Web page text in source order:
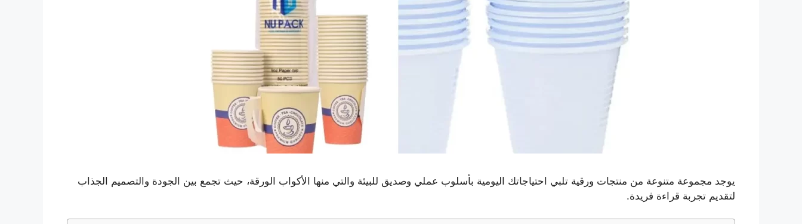
يوجد مجموعة متنوعة من منتجات ورقية تلبي احتياجاتك اليومية بأسلوب عملي وصديق للبيئة والتي منها الأكواب الورقة، حيث تجمع بين الجودة والتصميم الجذاب
لتقديم تجربة قراءة فريدة.